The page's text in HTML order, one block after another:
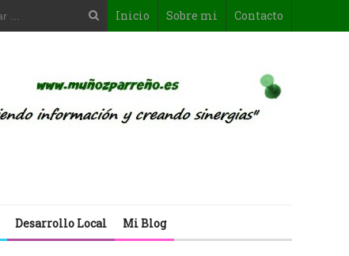
Inicio Sobre mi Contacto
Desarrollo Local Mi Blog